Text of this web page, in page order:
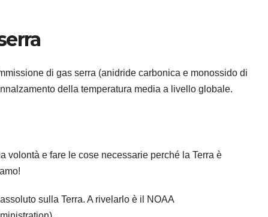
di gas serra (anidride carbonica e monossido di
della temperatura media a livello globale.
volontà e fare le cose necessarie perché la Terra è